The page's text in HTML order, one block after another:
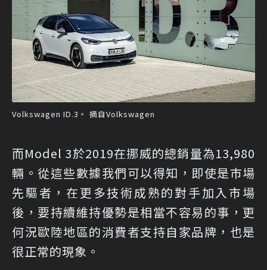
Volkswagen ID.3。 摘自Volkswagen
而Model 3於2019在挪威的總銷量為13,980
輛。從這些數據我們可以得知，即使是市場
先驅者，在更多技術成熟的對手加入市場
後，要持續維持優勢是相當不容易的事，更
何況歐陸地區的消費者支持自家品牌，也是
很正常的現象。